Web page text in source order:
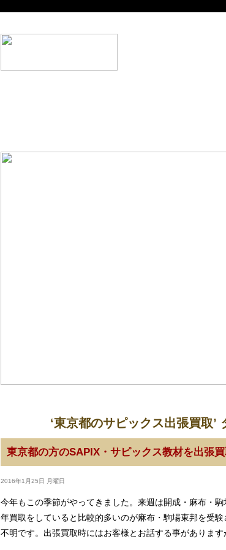
‘東京都のサピックス出張買取’
東京都の方のSAPIX・サピックス教材を出張買
2016年1月25日 月曜日
今年もこの季節がやってきました。来週は開成・麻布・
年買取をしていると比較的多いのが麻布・駒場東邦を受
不明です。出張買取時にはお客様とお話する事があります